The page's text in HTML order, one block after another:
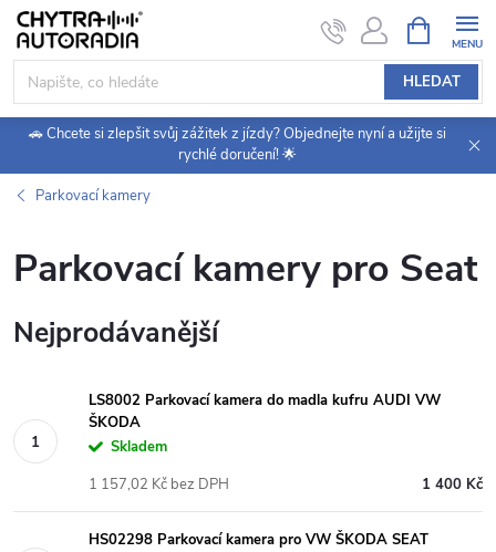
Přejít
obsah
HLEDAT
NÁKUPNÍ
KOŠÍK
🚗 Chcete si zlepšit svůj zážitek z jízdy? Objednejte nyní a užijte si
rychlé doručení! 🌟
Parkovací kamery
Parkovací kamery pro Seat
Nejprodávanější
LS8002 Parkovací kamera do madla kufru AUDI VW
ŠKODA
Skladem
1 400 Kč
1 157,02 Kč bez DPH
HS02298 Parkovací kamera pro VW ŠKODA SEAT